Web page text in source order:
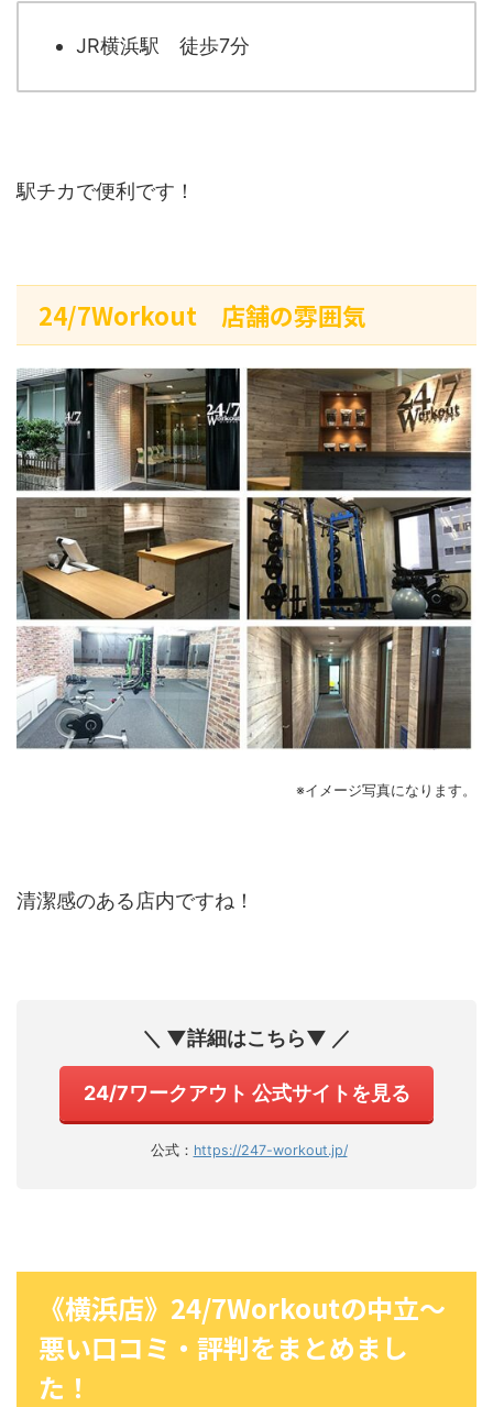
JR横浜駅 徒歩7分
駅チカで便利です！
24/7Workout 店舗の雰囲気
※イメージ写真になります。
清潔感のある店内ですね！
＼ ▼詳細はこちら▼ ／
24/7ワークアウト 公式サイトを見る
公式： https://247-workout.jp/
《横浜店》24/7Workoutの中立〜
悪い口コミ・評判をまとめまし
た！